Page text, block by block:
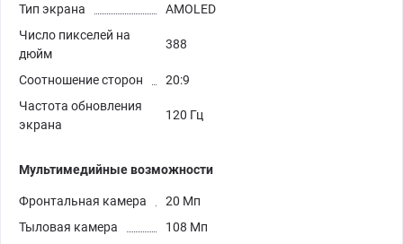
Тип экрана
AMOLED
Число пикселей на
дюйм
388
Соотношение сторон
20:9
Частота обновления
экрана
120 Гц
Мультимедийные возможности
Фронтальная камера
20 Мп
Тыловая камера
108 Мп